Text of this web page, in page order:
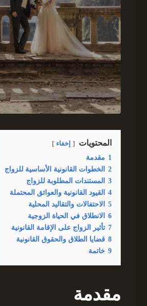
المحتويات إخفاء
1 مقدمة
2
الخطوات القانونية الأساسية للزواج
3
المستندات المطلوبة للزواج
4
القيود القانونية والعوائق المحتملة
5
الاحتفالات والتقاليد المحلية
6
الانطلاق في الحياة الزوجية
7 تأثير الزواج على الإقامة القانونية
8 قضايا الطلاق والحقوق القانونية
9 خاتمة
مقدمة